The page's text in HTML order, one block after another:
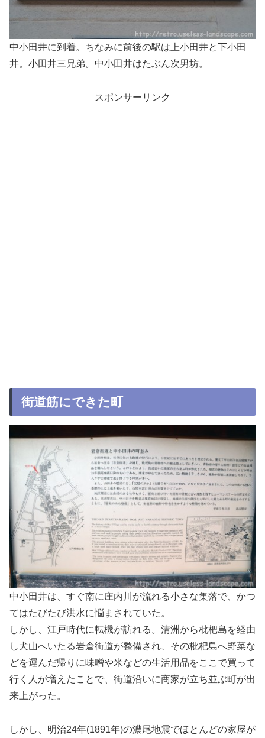
中小田井に到着。ちなみに前後の駅は上小田井と下小田
井。小田井三兄弟。中小田井はたぶん次男坊。
スポンサーリンク
街道筋にできた町
中小田井は、すぐ南に庄内川が流れる小さな集落で、かつ
てはたびたび洪水に悩まされていた。
しかし、江戸時代に転機が訪れる。清洲から枇杷島を経由
し犬山へいたる岩倉街道が整備され、その枇杷島へ野菜な
どを運んだ帰りに味噌や米などの生活用品をここで買って
行く人が増えたことで、街道沿いに商家が立ち並ぶ町が出
来上がった。
しかし、明治24年(1891年)の濃尾地震でほとんどの家屋が